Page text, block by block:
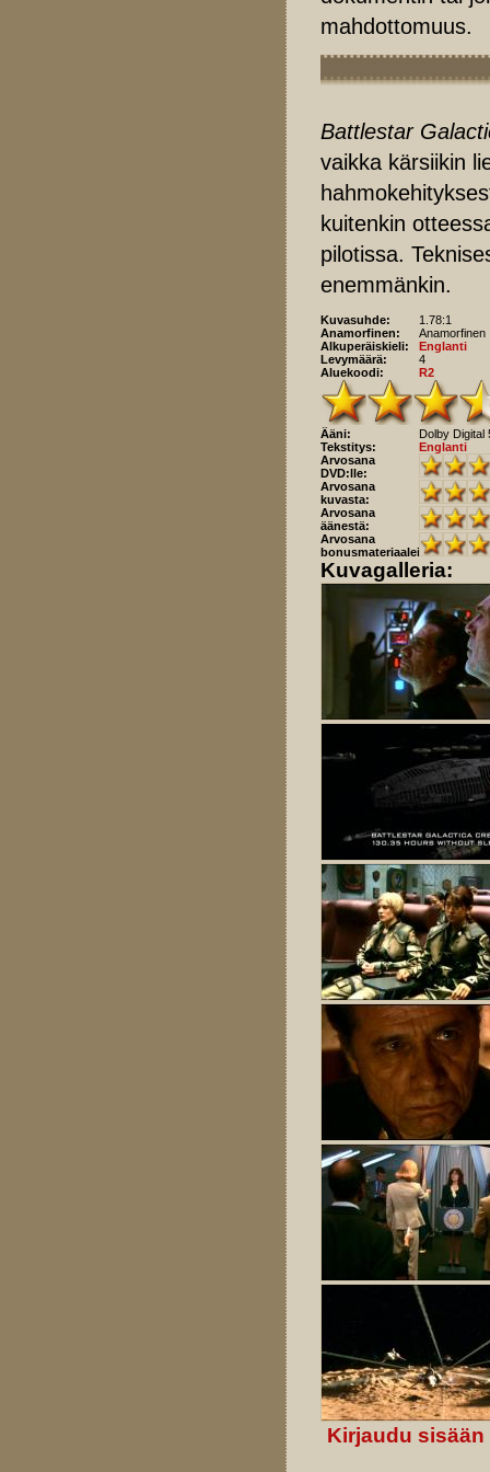
mahdottomuus.
Battlestar
vaikka kärsiikin
kuitenkin
pilotissa.
enemmänkin.
Kuvasuhde:
1.78:1
Anamorfinen:
Anamorfinen
Alkuperäiskieli:
Englanti
Levymäärä:
4
Aluekoodi:
R2
Ääni:
Dolby Digital
Tekstitys:
Englanti
Arvosana
DVD:lle:
Arvosana
kuvasta:
Arvosana
äänestä:
Arvosana
bonusmateriaaleista:
Kuvagalleria:
Kirjaudu sisään